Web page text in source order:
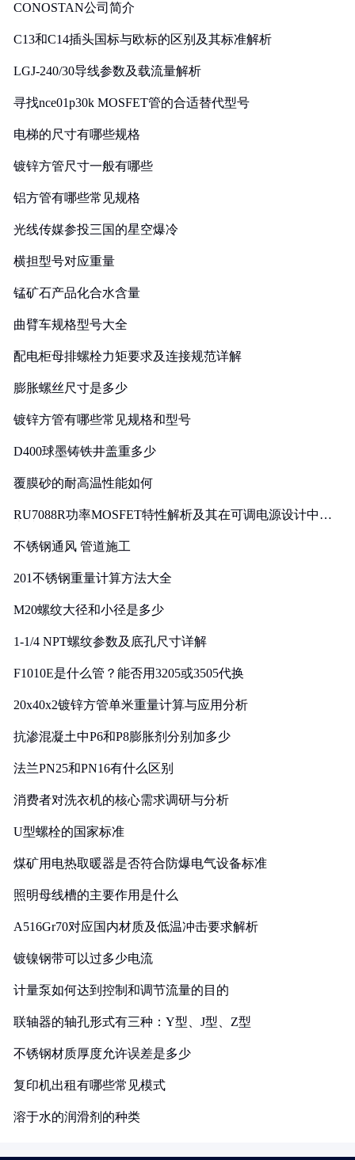
CONOSTAN公司简介
C13和C14插头国标与欧标的区别及其标准解析
LGJ-240/30导线参数及载流量解析
寻找nce01p30k MOSFET管的合适替代型号
电梯的尺寸有哪些规格
镀锌方管尺寸一般有哪些
铝方管有哪些常见规格
光线传媒参投三国的星空爆冷
横担型号对应重量
锰矿石产品化合水含量
曲臂车规格型号大全
配电柜母排螺栓力矩要求及连接规范详解
膨胀螺丝尺寸是多少
镀锌方管有哪些常见规格和型号
D400球墨铸铁井盖重多少
覆膜砂的耐高温性能如何
RU7088R功率MOSFET特性解析及其在可调电源设计中的
不锈钢通风 管道施工
201不锈钢重量计算方法大全
M20螺纹大径和小径是多少
1-1/4 NPT螺纹参数及底孔尺寸详解
F1010E是什么管？能否用3205或3505代换
20x40x2镀锌方管单米重量计算与应用分析
抗渗混凝土中P6和P8膨胀剂分别加多少
法兰PN25和PN16有什么区别
消费者对洗衣机的核心需求调研与分析
U型螺栓的国家标准
煤矿用电热取暖器是否符合防爆电气设备标准
照明母线槽的主要作用是什么
A516Gr70对应国内材质及低温冲击要求解析
镀镍钢带可以过多少电流
计量泵如何达到控制和调节流量的目的
联轴器的轴孔形式有三种：Y型、J型、Z型
不锈钢材质厚度允许误差是多少
复印机出租有哪些常见模式
溶于水的润滑剂的种类